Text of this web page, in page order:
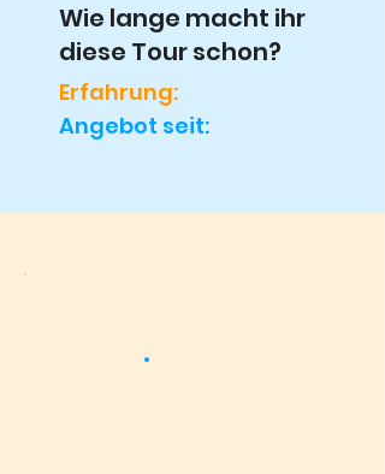
Wie lange macht ihr
diese Tour schon?
Erfahrung:
Angebot seit: